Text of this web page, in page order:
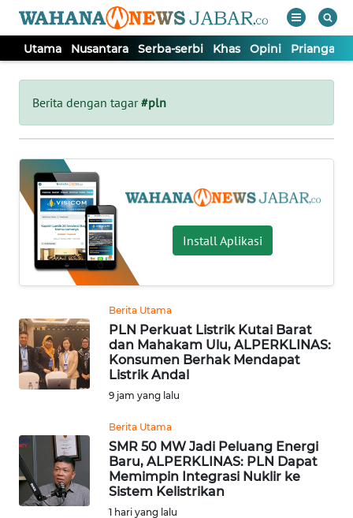
Utama Nusantara Serba-serbi Khas Opini Priangan
Berita dengan tagar#pln
Install Aplikasi
Berita Utama
PLN Perkuat Listrik Kutai Barat
dan Mahakam Ulu, ALPERKLINAS:
Konsumen Berhak Mendapat
Listrik Andal
9 jam yang lalu
Berita Utama
SMR 50 MW Jadi Peluang Energi
Baru, ALPERKLINAS: PLN Dapat
Memimpin Integrasi Nuklir ke
Sistem Kelistrikan
1 hari yang lalu
Tutup
UTAMA
NUSANTARA
SERBA-
SERBI
KHAS
OPINI
PRIANGAN
SUKABUMI
PURWAKARTA